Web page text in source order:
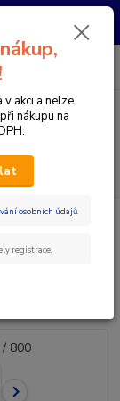
dopředu.
Menu
mm
Řidítka
v akci a nelze
nákupu na
osobních údajů.
registrace.